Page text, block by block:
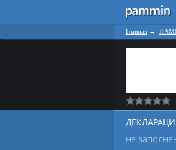
Главная→
не